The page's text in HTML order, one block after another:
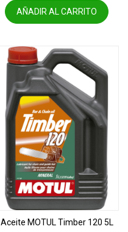
AÑADIR AL CARRITO
Aceite MOTUL Timber 120 5L